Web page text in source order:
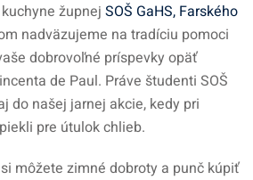
župnej SOŠ GaHS, Farského
nadväzujeme na tradíciu pomoci
dobrovoľné príspevky opäť
de Paul. Práve študenti SOŠ
do našej jarnej akcie, kedy pri
pre útulok chlieb.
môžete zimné dobroty a punč kúpiť